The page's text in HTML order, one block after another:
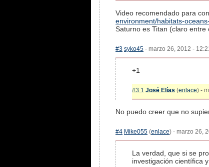
Video recomendado para
environment/habitats-
Saturno es Titan (claro entre
#3 syko45 - marzo 26, 2012 -
+1
#3.1 José Elías (enlace) -
No puedo creer que no
#4 Mike055 (enlace) - marzo 26,
La verdad, que si se
investigación científica